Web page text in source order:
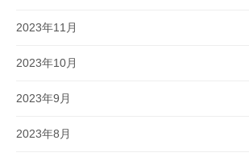
2023年11月
2023年10月
2023年9月
2023年8月